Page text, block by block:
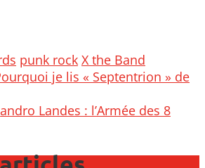
punk rock X the Band
je lis « Septentrion » de
Landes : l’Armée des 8